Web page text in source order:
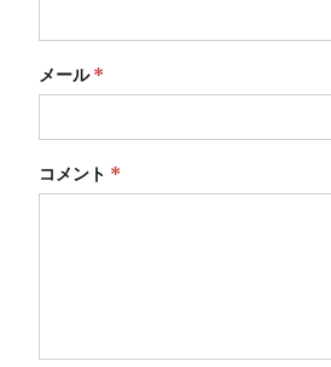
メール*
コメント *